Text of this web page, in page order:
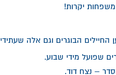
יקרות!
הבוגרים וגם אלה
שפועל מידי שבוע.
– נצח דוד.